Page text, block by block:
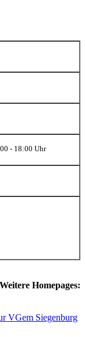
- 18:00 Uhr
Weitere Homepages:
VGem Siegenburg